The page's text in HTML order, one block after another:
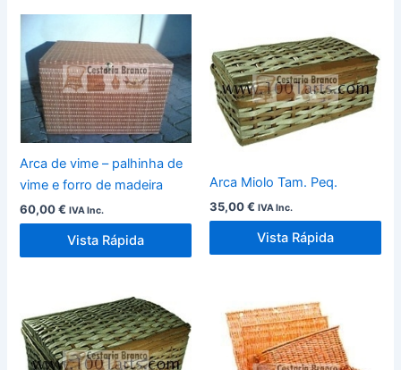
Arca de vime – palhinha de
vime e forro de madeira
60,00€ IVA Inc.
Vista Rápida
Arca Miolo Tam. Peq.
35,00€ IVA Inc.
Vista Rápida